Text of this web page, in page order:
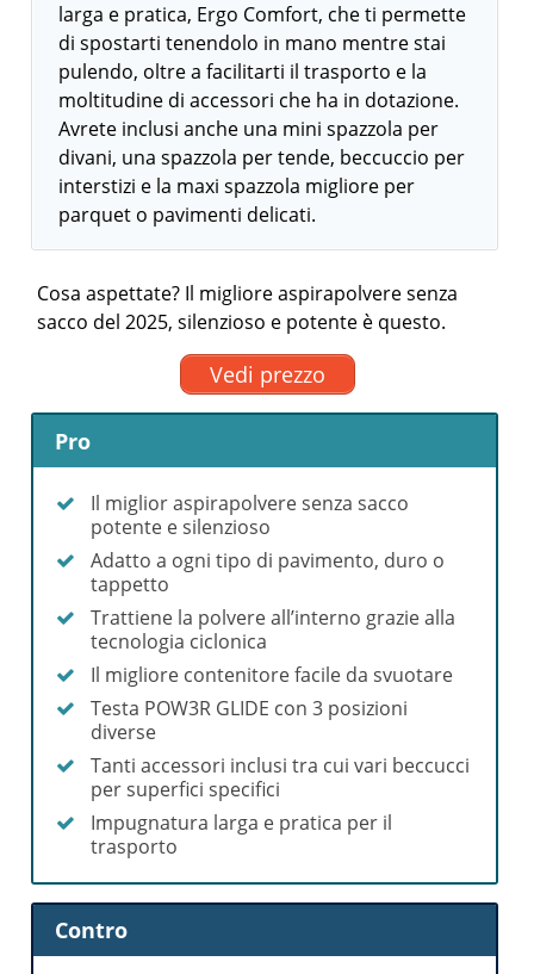
larga e pratica, Ergo Comfort, che ti permette
di spostarti tenendolo in mano mentre stai
pulendo, oltre a facilitarti il trasporto e la
moltitudine di accessori che ha in dotazione.
Avrete inclusi anche una mini spazzola per
divani, una spazzola per tende, beccuccio per
interstizi e la maxi spazzola migliore per
parquet o pavimenti delicati.
Cosa aspettate? Il migliore aspirapolvere senza
sacco del 2025, silenzioso e potente è questo.
Vedi prezzo
Pro
Il miglior aspirapolvere senza sacco
potente e silenzioso
Adatto a ogni tipo di pavimento, duro o
tappetto
Trattiene la polvere all’interno grazie alla
tecnologia ciclonica
Il migliore contenitore facile da svuotare
Testa POW3R GLIDE con 3 posizioni
diverse
Tanti accessori inclusi tra cui vari beccucci
per superfici specifici
Impugnatura larga e pratica per il
trasporto
Contro